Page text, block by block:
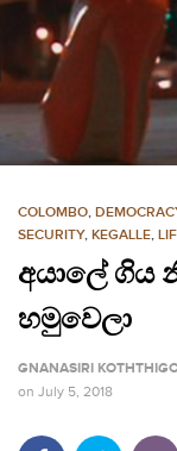
n
o
n
e
COLOMBO,
SECURITY, KEGALLE,
අයාලේ ගිය
හමුවෙලා
GNANASIRI
on July 5, 2018